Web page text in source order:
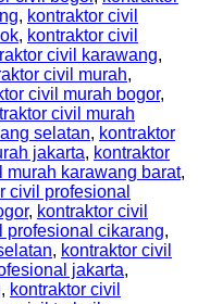
, kontraktor civil
, kontraktor civil
civil karawang,
civil murah,
civil murah bogor,
civil murah
selatan, kontraktor
jakarta, kontraktor
murah karawang barat,
civil profesional
, kontraktor civil
profesional cikarang,
, kontraktor civil
jakarta,
, kontraktor civil